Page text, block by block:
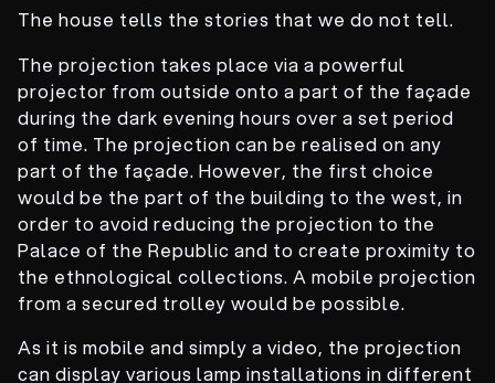
The house tells the stories that we do not tell.
The projection takes place via a powerful
projector from outside onto a part of the façade
during the dark evening hours over a set period
of time. The projection can be realised on any
part of the façade. However, the first choice
would be the part of the building to the west, in
order to avoid reducing the projection to the
Palace of the Republic and to create proximity to
the ethnological collections. A mobile projection
from a secured trolley would be possible.
As it is mobile and simply a video, the projection
can display various lamp installations in different